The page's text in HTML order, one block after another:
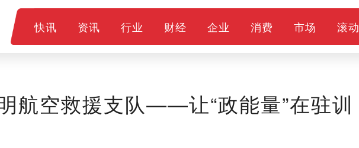
快讯 资讯 行业 财经 企业 消费 市场 滚动
航空救援支队——让“政能量”在驻训